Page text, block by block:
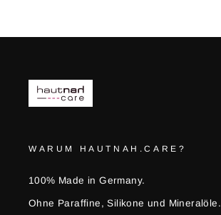
WARUM HAUTNAH.CARE?
100% Made in Germany.
Ohne Paraffine, Silikone und Mineralöle.